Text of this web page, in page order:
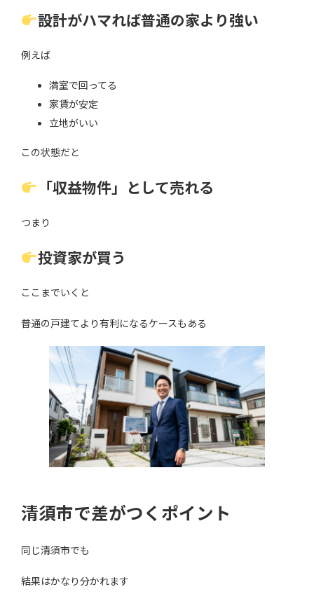
設計がハマれば普通の家より強い
例えば
満室で回ってる
家賃が安定
立地がいい
この状態だと
「収益物件」として売れる
つまり
投資家が買う
ここまでいくと
普通の戸建てより有利になるケースもある
清須市で差がつくポイント
同じ清須市でも
結果はかなり分かれます